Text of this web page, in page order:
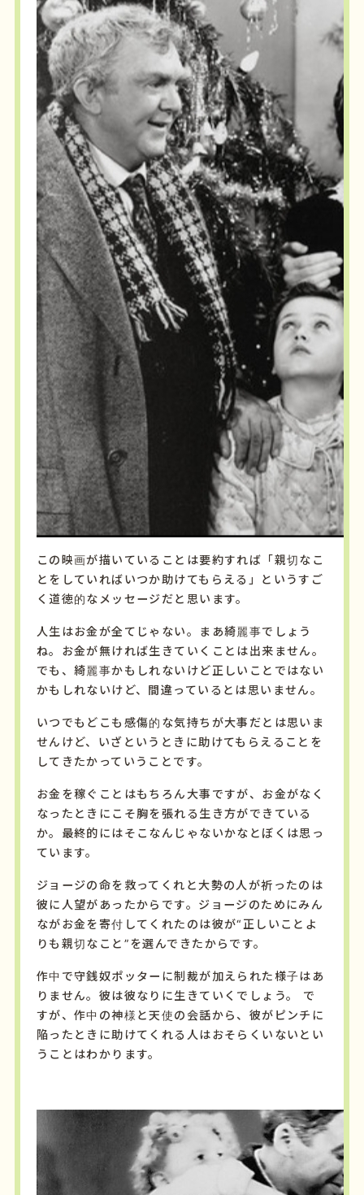
この映画が描いていることは要約すれば「親切なこ
とをしていればいつか助けてもらえる」というすご
く道徳的なメッセージだと思います。
人生はお金が全てじゃない。まあ綺麗事でしょう
ね。お金が無ければ生きていくことは出来ません。
でも、綺麗事かもしれないけど正しいことではない
かもしれないけど、間違っているとは思いません。
いつでもどこも感傷的な気持ちが大事だとは思いま
せんけど、いざというときに助けてもらえることを
してきたかっていうことです。
お金を稼ぐことはもちろん大事ですが、お金がなく
なったときにこそ胸を張れる生き方ができている
か。最終的にはそこなんじゃないかなとぼくは思っ
ています。
ジョージの命を救ってくれと大勢の人が祈ったのは
彼に人望があったからです。ジョージのためにみん
ながお金を寄付してくれたのは彼が“正しいことよ
りも親切なこと”を選んできたからです。
作中で守銭奴ポッターに制裁が加えられた様子はあ
りません。彼は彼なりに生きていくでしょう。 で
すが、作中の神様と天使の会話から、彼がピンチに
陥ったときに助けてくれる人はおそらくいないとい
うことはわかります。